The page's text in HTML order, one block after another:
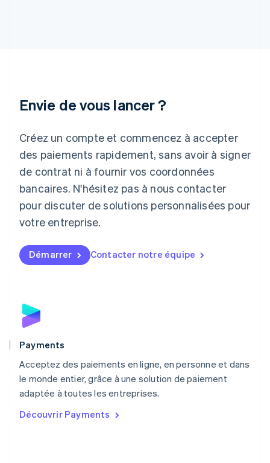
Envie de vous lancer ?
Créez un compte et commencez à accepter
des paiements rapidement, sans avoir à signer
de contrat ni à fournir vos coordonnées
bancaires. N'hésitez pas à nous contacter
pour discuter de solutions personnalisées pour
votre entreprise.
Démarrer Contacter notre équipe
Payments
Acceptez des paiements en ligne, en personne et dans
le monde entier, grâce à une solution de paiement
adaptée à toutes les entreprises.
Découvrir Payments
Japon
Lettonie
English
Liechtenstein
DeutschEnglish
Lituanie
Luxembourg
FrançaisDeutschEnglish
English简体中文
Malte
Norvège
English
English
NederlandsEnglish
Pologne
English
PortuguêsEnglish